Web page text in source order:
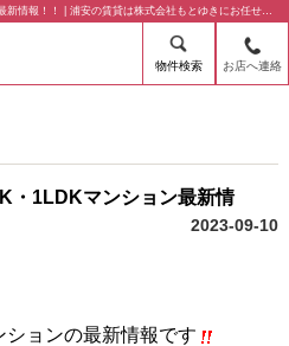
【新築】台東区竜泉3丁目1K・1LDKマンション最新情報！！ | 浦安の賃貸は株式会社もとゆきにお任せ下さい！
物件検索 お店へ連絡
・1LDKマンション最新情
2023-09-10
ョンの最新情報です